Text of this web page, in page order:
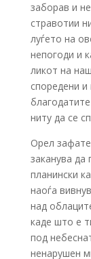
заборав и
стравотии
луѓето на
непогоди и
ликот на
споредени
ниту да се
Орел
заканува да
планински
наоѓа
над
каде што е
под
ненарушен